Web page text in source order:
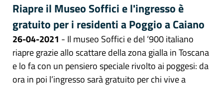
Riapre il Museo Soffici e l'ingresso è
gratuito per i residenti a Poggio a Caiano
26-04-2021 - Il museo Soffici e del ‘900 italiano
riapre grazie allo scattare della zona gialla in Toscana
e lo fa con un pensiero speciale rivolto ai poggesi: da
ora in poi l’ingresso sarà gratuito per chi vive a